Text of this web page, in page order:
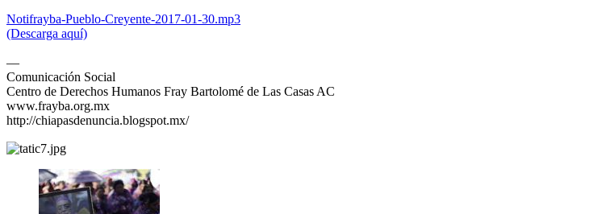
Notifrayba-Pueblo-Creyente-2017-01-30.mp3
(Descarga aquí)
—
Comunicación Social
Centro de Derechos Humanos Fray Bartolomé de Las Casas AC
www.frayba.org.mx
http://chiapasdenuncia.blogspot.mx/